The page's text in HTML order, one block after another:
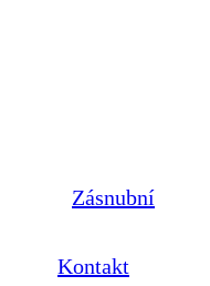
Zásnubní
Kontakt